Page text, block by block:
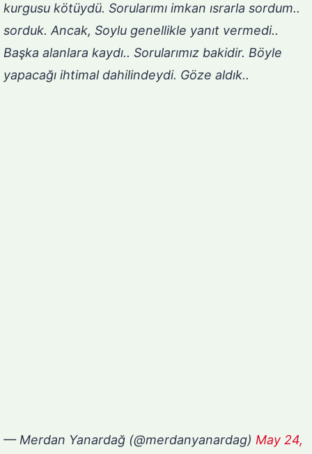
kurgusu kötüydü. Sorularımı imkan ısrarla sordum..
sorduk. Ancak, Soylu genellikle yanıt vermedi..
Başka alanlara kaydı.. Sorularımız bakidir. Böyle
yapacağı ihtimal dahilindeydi. Göze aldık..
— Merdan Yanardağ (@merdanyanardag) May 24,